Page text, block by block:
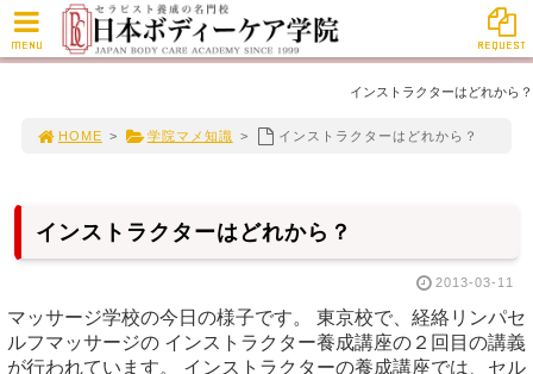
インストラクターはどれから？
HOME > 学院マメ知識 > インストラクターはどれから？
インストラクターはどれから？
2013-03-11
マッサージ学校の今日の様子です。 東京校で、経絡リンパセ
ルフマッサージの インストラクター養成講座の２回目の講義
が行われています。 インストラクターの養成講座では、セル
MENU REQUEST